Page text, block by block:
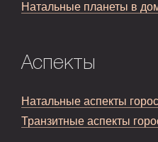
Натальные планеты в
Аспекты
Натальные аспекты
Транзитные аспекты